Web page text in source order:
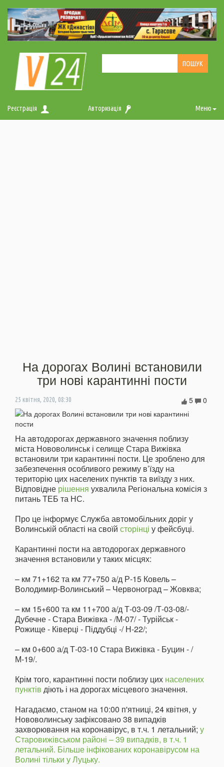
Реєстрація Авторизація Меню
На дорогах Волині встановили
три нові карантинні пости
25 квітня, 2020, 08:30 0
5
На автодорогах державного значення поблизу
міста Нововолинськ і селище Стара Вижівка
встановили три карантинні пости. Це зроблено для
забезпечення особливого режиму в’їзду на
територію цих населених пунктів та виїзду з них.
Відповідне рішення ухвалила Регіональна комісія з
питань ТЕБ та НС.
Про це інформує Служба автомобільних доріг у
Волинській області на своїй сторінці у фейсбуці.
Карантинні пости на автодорогах державного
значення встановили у таких місцях:
– км 71+162 та км 77+750 а/д Р-15 Ковель –
Володимир-Волинський – Червоноград – Жовква;
– км 15+600 та км 11+700 а/д Т-03-09 /Т-03-08/-
Дубечне - Стара Вижівка - /М-07/ - Турійськ -
Рожище - Ківерці - Піддубці -/ Н-22/;
– км 0+600 а/д Т-03-10 Стара Вижівка - Буцин - /
М-19/.
Крім того, карантинні пости поблизу цих населених
пунктів діють і на дорогах місцевого значення.
Нагадаємо, станом на 10:00 п'ятниці, 24 квітня, у
Нововолинську зафіксовано 38 випадків
захворювання на коронавірус, в т.ч. 1 летальний; у
Старовижівськом районі – 39 випадків, в т.ч. 1
летальний. Більше інфікованих коронавірусом на
Волині тільки у Луцьку.